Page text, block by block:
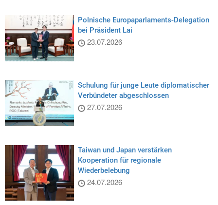
Polnische Europaparlaments-Delegation
bei Präsident Lai
23.07.2026
Schulung für junge Leute diplomatischer
Verbündeter abgeschlossen
27.07.2026
Taiwan und Japan verstärken
Kooperation für regionale
Wiederbelebung
24.07.2026